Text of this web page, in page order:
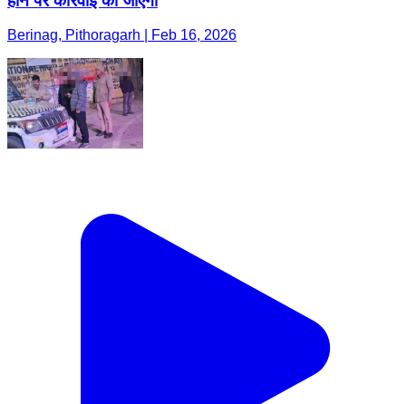
Berinag, Pithoragarh | Feb 16, 2026